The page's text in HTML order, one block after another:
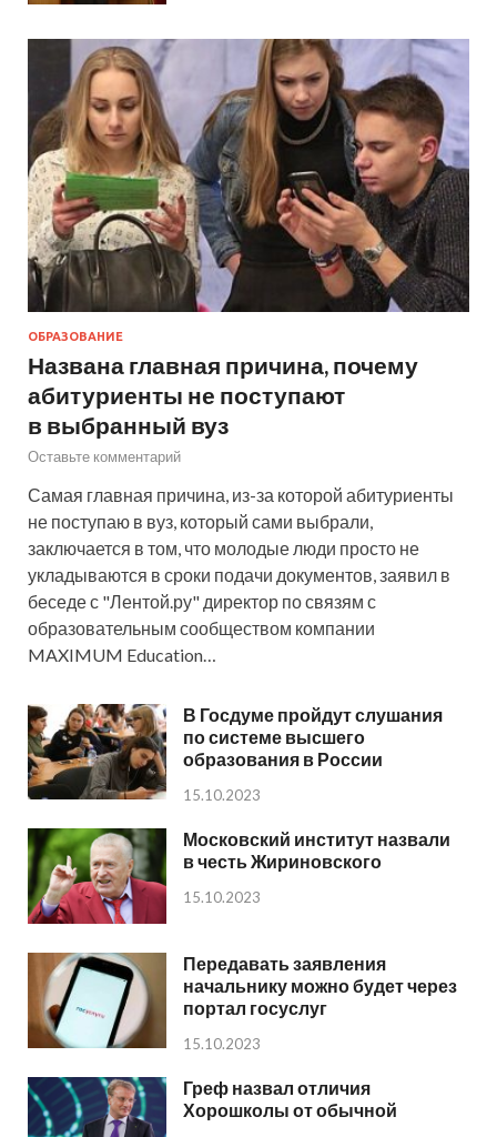
ОБРАЗОВАНИЕ
Названа главная причина, почему
абитуриенты не поступают
в выбранный вуз
Оставьте комментарий
Самая главная причина, из-за которой абитуриенты
не поступаю в вуз, который сами выбрали,
заключается в том, что молодые люди просто не
укладываются в сроки подачи документов, заявил в
беседе с "Лентой.ру" директор по связям с
образовательным сообществом компании
MAXIMUM Education…
В Госдуме пройдут слушания
по системе высшего
образования в России
15.10.2023
Московский институт назвали
в честь Жириновского
15.10.2023
Передавать заявления
начальнику можно будет через
портал госуслуг
15.10.2023
Греф назвал отличия
Хорошколы от обычной